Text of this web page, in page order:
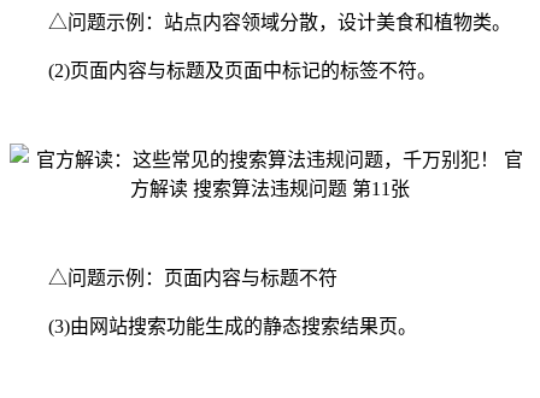
△问题示例：站点内容领域分散，设计美食和植物类。
(2)页面内容与标题及页面中标记的标签不符。
△问题示例：页面内容与标题不符
(3)由网站搜索功能生成的静态搜索结果页。